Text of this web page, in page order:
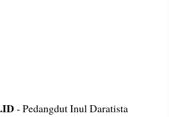
- Pedangdut Inul Daratista